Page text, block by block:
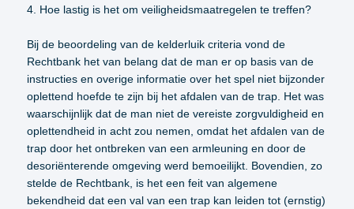
4. Hoe lastig is het om veiligheidsmaatregelen te treffen?
Bij de beoordeling van de kelderluik criteria vond de
Rechtbank het van belang dat de man er op basis van de
instructies en overige informatie over het spel niet bijzonder
oplettend hoefde te zijn bij het afdalen van de trap. Het was
waarschijnlijk dat de man niet de vereiste zorgvuldigheid en
oplettendheid in acht zou nemen, omdat het afdalen van de
trap door het ontbreken van een armleuning en door de
desoriënterende omgeving werd bemoeilijkt. Bovendien, zo
stelde de Rechtbank, is het een feit van algemene
bekendheid dat een val van een trap kan leiden tot (ernstig)